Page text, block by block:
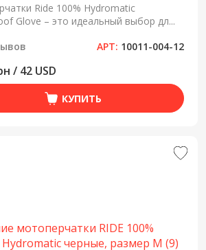
Ride 100% Hydromatic
Glove – это идеальный выбор дл...
АРТ: 10011-004-12
/ 42 USD
КУПИТЬ